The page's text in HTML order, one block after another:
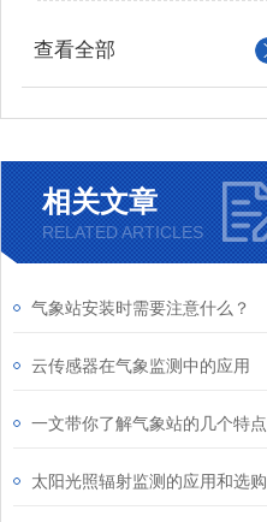
查看全部
相关文章
RELATED ARTICLES
气象站安装时需要注意什么？
云传感器在气象监测中的应用
一文带你了解气象站的几个特点